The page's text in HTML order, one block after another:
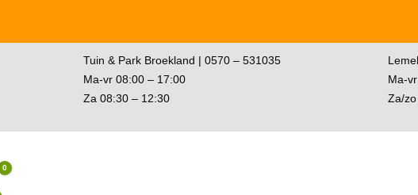
Tuin & Park Broekland | 0570 – 531035
Ma-vr 08:00 – 17:00
Za 08:30 – 12:30
Ma-
Za/
Winkelwagen
0